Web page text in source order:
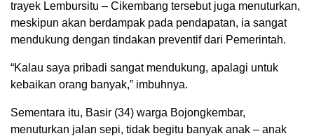
trayek Lembursitu – Cikembang tersebut juga menuturkan,
meskipun akan berdampak pada pendapatan, ia sangat
mendukung dengan tindakan preventif dari Pemerintah.
“Kalau saya pribadi sangat mendukung, apalagi untuk
kebaikan orang banyak,” imbuhnya.
Sementara itu, Basir (34) warga Bojongkembar,
menuturkan jalan sepi, tidak begitu banyak anak – anak